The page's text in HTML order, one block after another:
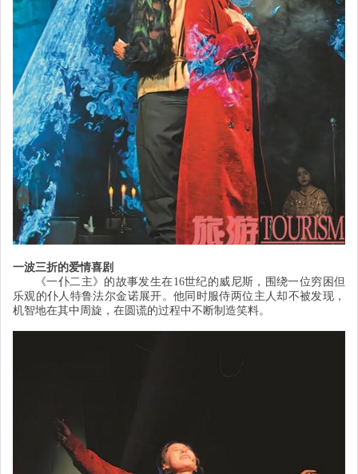
一波三折的爱情喜剧
《一仆二主》的故事发生在16世纪的威尼斯，围绕一位穷困但
乐观的仆人特鲁法尔金诺展开。他同时服侍两位主人却不被发现，
机智地在其中周旋，在圆谎的过程中不断制造笑料。